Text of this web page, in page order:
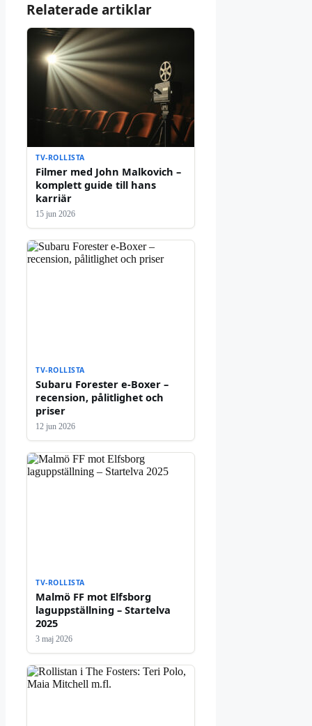
Relaterade artiklar
TV-ROLLISTA
Filmer med John Malkovich –
komplett guide till hans
karriär
15 jun 2026
TV-ROLLISTA
Subaru Forester e-Boxer –
recension, pålitlighet och
priser
12 jun 2026
TV-ROLLISTA
Malmö FF mot Elfsborg
laguppställning – Startelva
2025
3 maj 2026